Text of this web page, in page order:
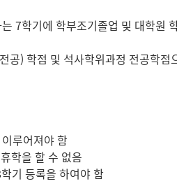
7학기에 학부조기졸업 및 대학원
) 학점 및 석사학위과정 전공학점
루어져야 함
학을 할 수 없음
기 등록을 하여야 함